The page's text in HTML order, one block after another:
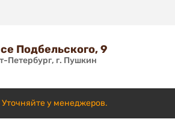
Подбельского, 9
Петербург, г. Пушкин
у менеджеров.